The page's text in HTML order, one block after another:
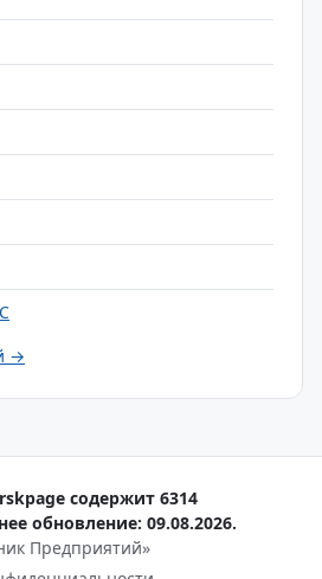
→
содержит 6314
обновление: 09.08.2026.
Предприятий»